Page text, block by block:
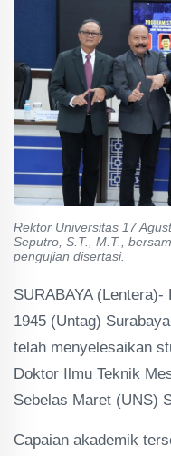
Rektor Universitas 17
Seputro, S.T., M.T.,
pengujian disertasi.
SURABAYA
1945 (Untag)
telah menyelesaikan
Doktor Ilmu Teknik
Sebelas Maret (UNS)
Capaian akademik